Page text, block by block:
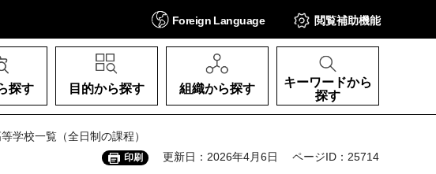
Foreign Language 閲覧補助機能
探す 目的から探す 組織から探す
キーワードから
探す
学校一覧（全日制の課程）
印刷 更新日：2026年4月6日 ページID：25714